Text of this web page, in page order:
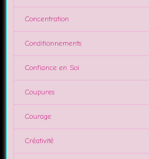
Concentration
Conditionnements
Confiance en Soi
Coupures
Courage
Créativité